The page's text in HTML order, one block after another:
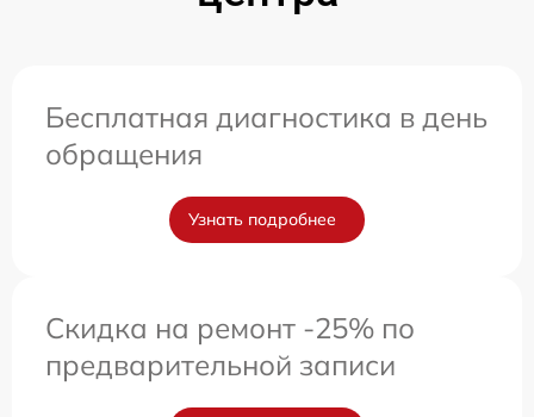
Бесплатная диагностика в день
обращения
Узнать подробнее
Скидка на ремонт -25% по
предварительной записи